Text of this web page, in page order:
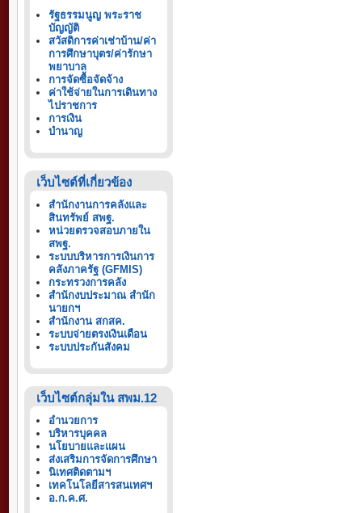
รัฐธรรมนูญ พระราช
บัญญัติ
สวัสดิการค่าเช่าบ้าน/ค่า
การศึกษาบุตร/ค่ารักษา
พยาบาล
การจัดซื้อจัดจ้าง
ค่าใช้จ่ายในการเดินทาง
ไปราชการ
การเงิน
บำนาญ
เว็บไซต์ที่เกี่ยวข้อง
สำนักงานการคลังและ
สินทรัพย์ สพฐ.
หน่วยตรวจสอบภายใน
สพฐ.
ระบบบริหารการเงินการ
คลังภาครัฐ (GFMIS)
กระทรวงการคลัง
สำนักงบประมาณ สำนัก
นายกฯ
สำนักงาน สกสค.
ระบบจ่ายตรงเงินเดือน
ระบบประกันสังคม
เว็บไซต์กลุ่มใน สพม.12
อำนวยการ
บริหารบุคคล
นโยบายและแผน
ส่งเสริมการจัดการศึกษา
นิเทศติดตามฯ
เทคโนโลยีสารสนเทศฯ
อ.ก.ค.ศ.